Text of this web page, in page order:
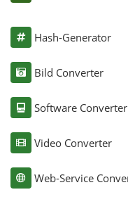
Hash-Generator
Bild Converter
Software Converter
Video Converter
Web-Service